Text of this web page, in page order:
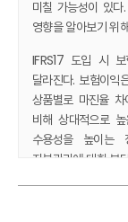
미칠 가능성이 있
영향을 알아보기 위
IFRS17 도입 시
달라진다. 보험이익
상품별로 마진율
비해 상대적으로
수용성을 높이는
자본관리에 대한 부